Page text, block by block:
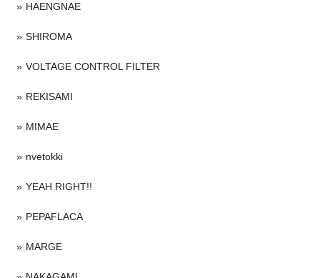
HAENGNAE
SHIROMA
VOLTAGE CONTROL FILTER
REKISAMI
MIMAE
nvetokki
YEAH RIGHT!!
PEPAFLACA
MARGE